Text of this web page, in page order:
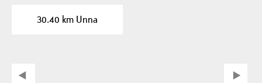
30.40 km Unna